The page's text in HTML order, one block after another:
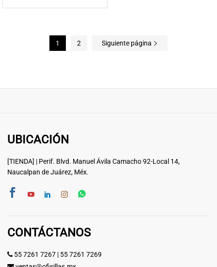
1 2 Siguiente página
UBICACIÓN
[TIENDA] | Perif. Blvd. Manuel Ávila Camacho 92-Local 14,
Naucalpan de Juárez, Méx.
CONTÁCTANOS
55 7261 7267 | 55 7261 7269